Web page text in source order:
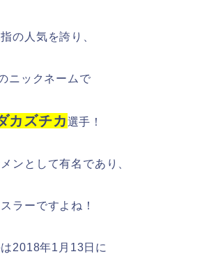
の人気を誇り、
ニックネームで
カズチカ選手！
ンとして有名であり、
ラーですよね！
2018年1月13日に